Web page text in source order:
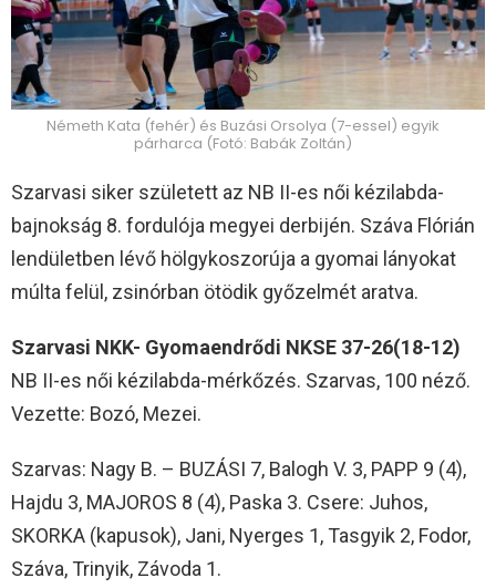
Németh Kata (fehér) és Buzási Orsolya (7-essel) egyik
párharca (Fotó: Babák Zoltán)
Szarvasi siker született az NB II-es női kézilabda-
bajnokság 8. fordulója megyei derbijén. Száva Flórián
lendületben lévő hölgykoszorúja a gyomai lányokat
múlta felül, zsinórban ötödik győzelmét aratva.
Szarvasi NKK- Gyomaendrődi NKSE 37-26(18-12)
NB II-es női kézilabda-mérkőzés. Szarvas, 100 néző.
Vezette: Bozó, Mezei.
Szarvas: Nagy B. – BUZÁSI 7, Balogh V. 3, PAPP 9 (4),
Hajdu 3, MAJOROS 8 (4), Paska 3. Csere: Juhos,
SKORKA (kapusok), Jani, Nyerges 1, Tasgyik 2, Fodor,
Száva, Trinyik, Závoda 1.